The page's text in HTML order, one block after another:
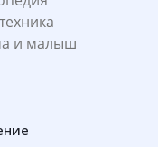
и малыш